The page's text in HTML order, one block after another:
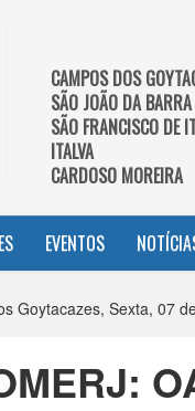
CAMPOS DOS
SÃO JOÃO DA BARRA
SÃO FRANCISCO DE
ITALVA
CARDOSO MOREIRA
EVENTOS
Goytacazes, Sexta, 07